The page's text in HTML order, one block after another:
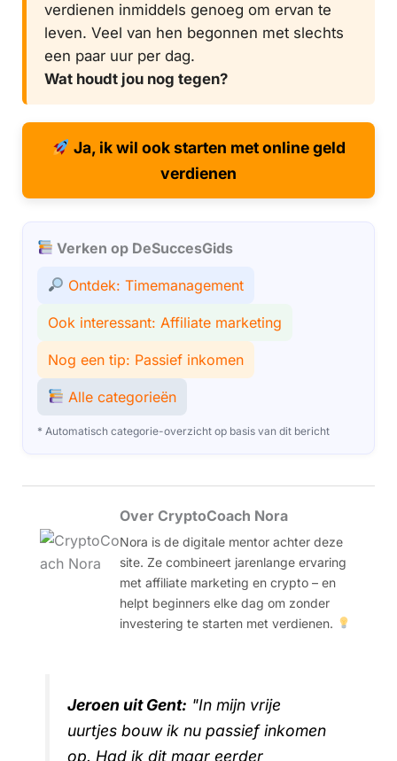
verdienen inmiddels genoeg om ervan te
leven. Veel van hen begonnen met slechts
een paar uur per dag.
Wat houdt jou nog tegen?
Ja, ik wil ook starten met online geld
verdienen
Verken op DeSuccesGids
Ontdek: Timemanagement
Ook interessant: Affiliate marketing
Nog een tip: Passief inkomen
Alle categorieën
* Automatisch categorie-overzicht op basis van dit bericht
Over CryptoCoach Nora
Nora is de digitale mentor achter deze
site. Ze combineert jarenlange ervaring
met affiliate marketing en crypto – en
helpt beginners elke dag om zonder
investering te starten met verdienen.
Jeroen uit Gent: "In mijn vrije
uurtjes bouw ik nu passief inkomen
op. Had ik dit maar eerder